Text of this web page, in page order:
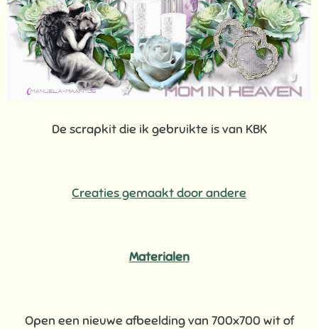
De scrapkit die ik gebruikte is van KBK
Creaties gemaakt door andere
Materialen
Open een nieuwe afbeelding van 700x700 wit of